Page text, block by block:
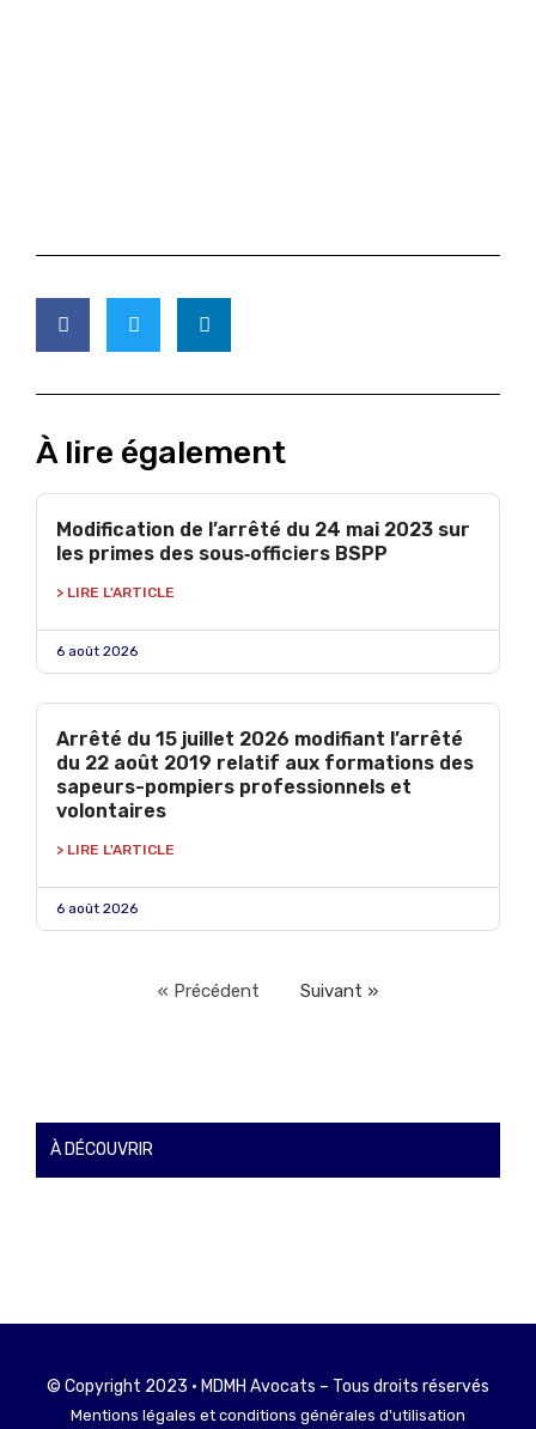
À lire également
Modification de l’arrêté du 24 mai 2023 sur
les primes des sous‑officiers BSPP
> LIRE L'ARTICLE
6 août 2026
Arrêté du 15 juillet 2026 modifiant l’arrêté
du 22 août 2019 relatif aux formations des
sapeurs-pompiers professionnels et
volontaires
> LIRE L'ARTICLE
6 août 2026
« Précédent Suivant »
À DÉCOUVRIR
© Copyright 2023 • MDMH Avocats – Tous droits réservés
Mentions légales et conditions générales d'utilisation